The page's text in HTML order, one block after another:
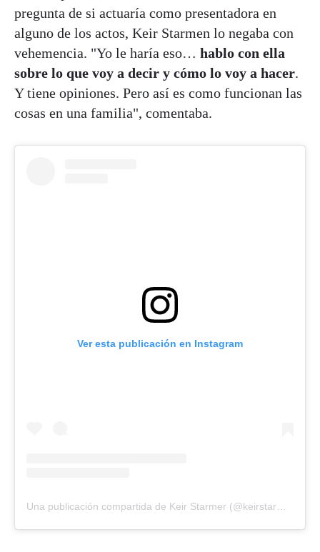
pregunta de si actuaría como presentadora en
alguno de los actos, Keir Starmen lo negaba con
vehemencia. "Yo le haría eso… hablo con ella
sobre lo que voy a decir y cómo lo voy a hacer.
Y tiene opiniones. Pero así es como funcionan las
cosas en una familia", comentaba.
Ver esta publicación en Instagram
Una publicación compartida de Keir Starmer (@keirstarmer)